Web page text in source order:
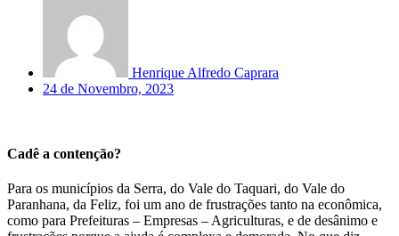
Henrique Alfredo Caprara
24 de Novembro, 2023
Cadê a contenção?
Para os municípios da Serra, do Vale do Taquari, do Vale do
Paranhana, da Feliz, foi um ano de frustrações tanto na econômica,
como para Prefeituras – Empresas – Agriculturas, e de desânimo e